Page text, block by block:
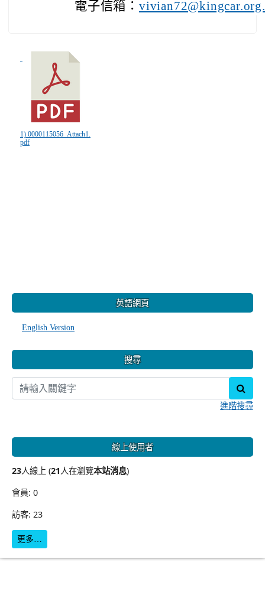
電子信箱：
1) 0000115056_Attach1.
pdf
英語網頁
English Version
搜尋
進階搜尋
線上使用者
23人線上 (21人在瀏覽本站消息)
會員: 0
訪客: 23
更多…